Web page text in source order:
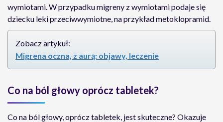
wymiotami. W przypadku migreny z wymiotami podaje się
dziecku leki przeciwwymiotne, na przykład metoklopramid.
Zobacz artykuł:
Migrena oczna, z aurą: objawy, leczenie
Co na ból głowy oprócz tabletek?
Co na ból głowy, oprócz tabletek, jest skuteczne? Okazuje